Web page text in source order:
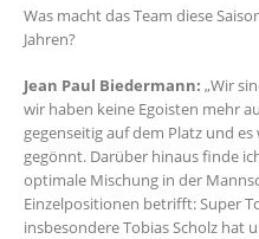
Was macht das Team diese
Jahren?
Jean Paul Biedermann: „Wir
wir haben keine Egoisten mehr
gegenseitig auf dem Platz und
gegönnt. Darüber hinaus finde
optimale Mischung in der
Einzelpositionen betrifft: Super
insbesondere Tobias Scholz hat